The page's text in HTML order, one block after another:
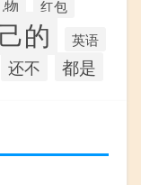
物
红包
的 英语
还不 都是